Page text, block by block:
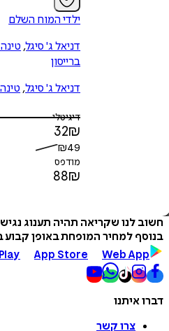
ילדי המוח השלם
דניאל ג' סיגל, טינה
ברייסון
דניאל ג' סיגל, טינה
דיגיטלי
32₪
₪49
מודפס
88₪
חשוב לנו שקריאה תהיה תענוג
בנוסף למחיר המופחת באופן קבוע
App Store Web App
דברו איתנו
צרו קשר